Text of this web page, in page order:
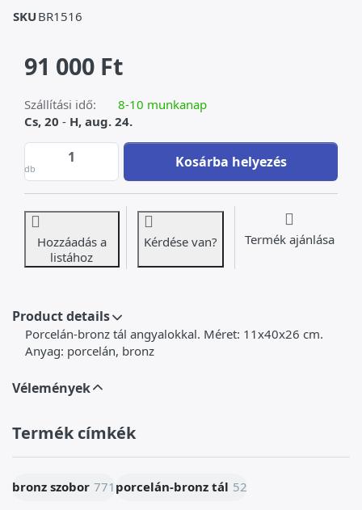
SKU BR1516
91 000 Ft
Szállítási idő:
8-10 munkanap
Cs, 20 - H, aug. 24.
db
Porcelán-bronz tál angyalokkal at 91 000
Kosárba helyezés
Hozzáadás a
listához
Kérdése van? Termék ajánlása
Product details
Porcelán-bronz tál angyalokkal. Méret: 11x40x26 cm.
Anyag: porcelán, bronz
Vélemények
Termék címkék
bronz szobor 771 porcelán-bronz tál 52